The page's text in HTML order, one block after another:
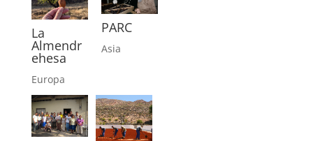
La
Almendr
ehesa
Europa
PARC
Asia